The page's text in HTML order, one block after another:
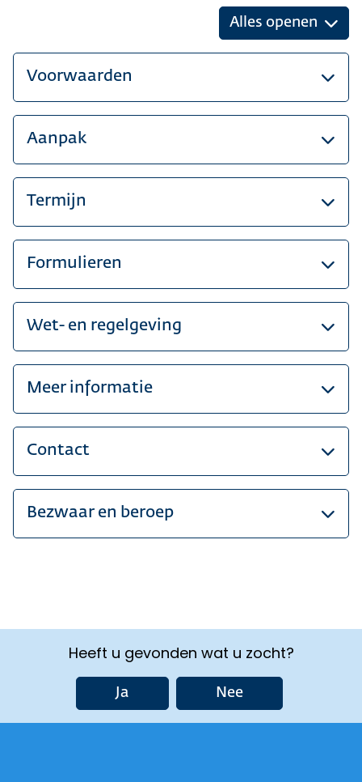
Alles openen
Voorwaarden
Aanpak
Termijn
Formulieren
Wet- en regelgeving
Meer informatie
Contact
Bezwaar en beroep
Heeft u gevonden wat u zocht?
Ja Nee